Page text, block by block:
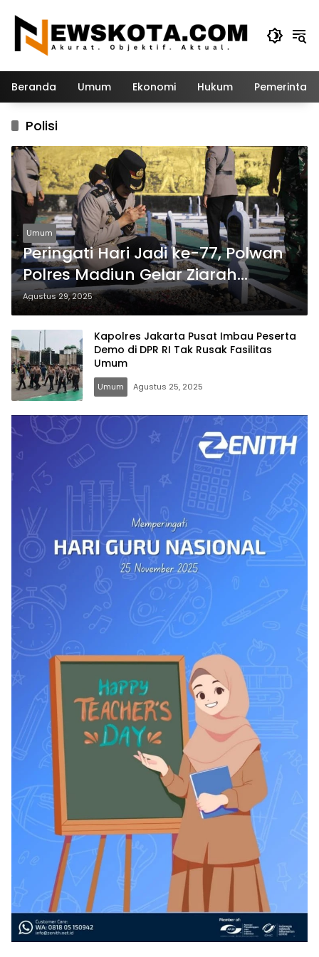
konten
Beranda Umum Ekonomi Hukum
Polisi
Umum
Peringati Hari Jadi ke-77, Polwan
Polres Madiun Gelar Ziarah
Rombongan di Taman Makam
Pahlawan
Agustus 29, 2025
Kapolres Jakarta Pusat Imbau Peserta
Demo di DPR RI Tak Rusak Fasilitas
Umum
Umum Agustus 25, 2025